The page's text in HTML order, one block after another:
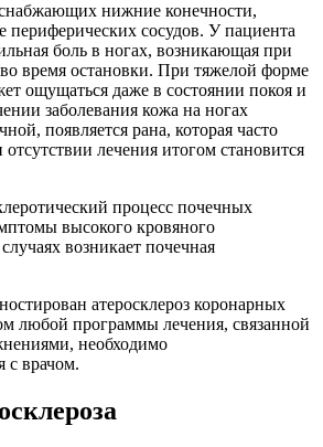
нижние конечности,
периферических сосудов. У пациента
боль в ногах, возникающая при
время остановки. При тяжелой форме
ощущаться даже в состоянии покоя и
заболевания кожа на ногах
появляется рана, которая часто
лечения итогом становится
процесс почечных
высокого кровяного
возникает почечная
атеросклероз коронарных
любой программы лечения, связанной
необходимо
с врачом.